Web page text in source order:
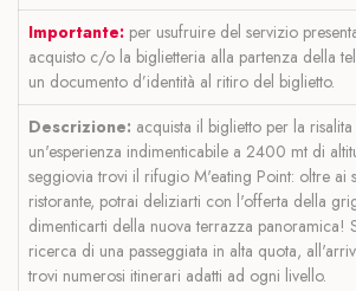
Importante: per usufruire del servizio
acquisto c/o la biglietteria alla partenza della
un documento d’identità al ritiro del biglietto.
Descrizione: acquista il biglietto per la
un'esperienza indimenticabile a 2400 mt di
seggiovia trovi il rifugio M'eating Point: oltre ai
ristorante, potrai deliziarti con l'offerta della
dimenticarti della nuova terrazza panoramica!
ricerca di una passeggiata in alta quota,
trovi numerosi itinerari adatti ad ogni livello.